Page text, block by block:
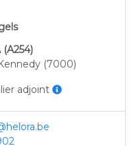
(7000)
adjoint